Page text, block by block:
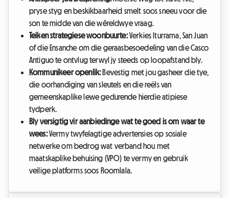
pryse styg en beskikbaarheid smelt soos sneeu voor die
son te midde van die wêreldwye vraag.
Teiken strategiese woonbuurte:Verkies Iturrama, San Juan
of die Ensanche om die geraasbesoedeling van die Casco
Antiguo te ontvlug terwyl jy steeds op loopafstand bly.
Kommunikeer openlik:Bevestig met jou gasheer die tye,
die oorhandiging van sleutels en die reëls van
gemeenskaplike lewe gedurende hierdie atipiese
tydperk.
Bly versigtig vir aanbiedinge wat te goed is om waar te
wees:Vermy twyfelagtige advertensies op sosiale
netwerke om bedrog wat verband hou met
maatskaplike behuising (VPO) te vermy en gebruik
veilige platforms soos Roomlala.